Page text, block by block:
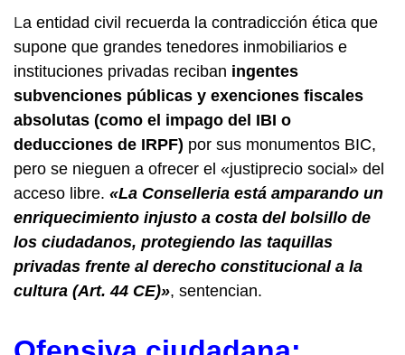
La entidad civil recuerda la contradicción ética que
supone que grandes tenedores inmobiliarios e
instituciones privadas reciban ingentes
subvenciones públicas y exenciones fiscales
absolutas (como el impago del IBI o
deducciones de IRPF) por sus monumentos BIC,
pero se nieguen a ofrecer el «justiprecio social» del
acceso libre. «La Conselleria está amparando un
enriquecimiento injusto a costa del bolsillo de
los ciudadanos, protegiendo las taquillas
privadas frente al derecho constitucional a la
cultura (Art. 44 CE)», sentencian.